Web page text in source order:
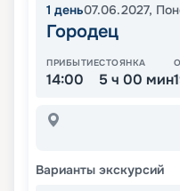
1 день07.06.2027,
Городец
ПРИБЫТИЕ
14:00
СТОЯНКА
5 ч 00 мин
Варианты экскурсий